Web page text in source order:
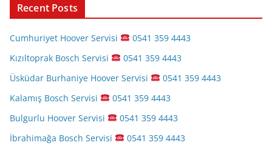
Recent Posts
Cumhuriyet Hoover Servisi
0541 359 4443
Kızıltoprak Bosch Servisi
0541 359 4443
Üsküdar Burhaniye Hoover Servisi
0541 359 4443
Kalamış Bosch Servisi
0541 359 4443
Bulgurlu Hoover Servisi
0541 359 4443
İbrahimağa Bosch Servisi
0541 359 4443